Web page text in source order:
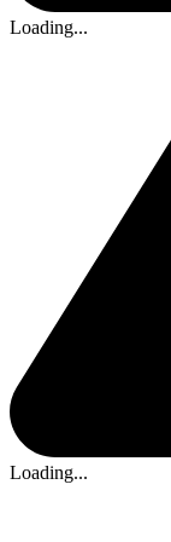
Loading...
Loading...